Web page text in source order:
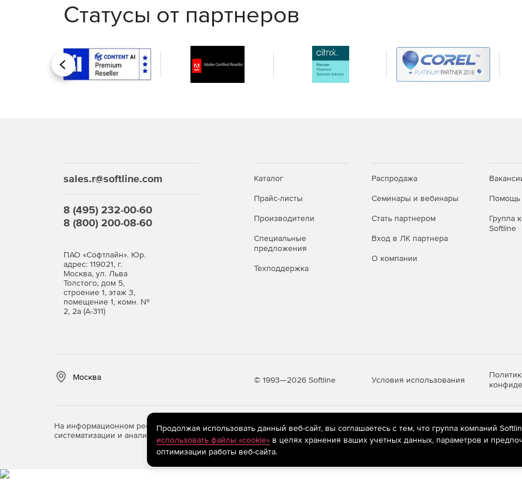
Статусы от партнеров
Назад
sales.r@softline.com
8 (495) 232-00-60
8 (800) 200-08-60
ПАО «Софтлайн». Юр.
адрес: 119021, г.
Москва, ул. Льва
Толстого, дом 5,
строение 1, этаж 3,
помещение 1, комн. №
2, 2а (А-311)
Каталог
Прайс-листы
Производители
Специальные
предложения
Техподдержка
Распродажа
Семинары и вебинары
Стать партнером
Вход в ЛК партнера
О компании
Помощь
Группа
Softline
Москва © 1993—2026 Softline Условия использования
На информационном ресурсе store.softline.ru применяютсярекомендательные технологии(информационные
систематизации и анализа сведений, относящихся к предпочтениям пользователей сети «Интернет», находящихся на
Продолжая использовать данный веб-сайт, вы соглашаетесь с тем, что группа компаний
использовать файлы «cookie»в целях хранения ваших учетных данных, параметров и
оптимизации работы веб-сайта.